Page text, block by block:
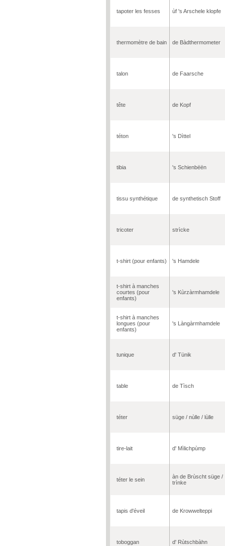
tapoter les fesses ùf 's Arschele klopfe
thermomètre de bain de Bàdthermometer
talon de Faarsche
tête de Kopf
téton 's Dìttel
tibia 's Schienbëën
tissu synthétique de synthetisch Stoff
tricoter strìcke
t-shirt (pour enfants) 's Hamdele
t-shirt à manches
courtes (pour
enfants)
's Kùrzàrmhamdele
t-shirt à manches
longues (pour
enfants)
's Làngàrmhamdele
tunique d' Tünik
table de Tìsch
téter süge / nùlle / lùlle
tire-lait d' Mìlichpùmp
téter le sein
àn de Brùscht süge /
trìnke
tapis d'éveil de Krowwelteppi
toboggan d' Rùtschbàhn